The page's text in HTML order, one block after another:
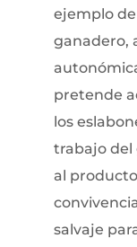
ejemplo
ganadero,
pretende
los
trabajo del
al
salvaje